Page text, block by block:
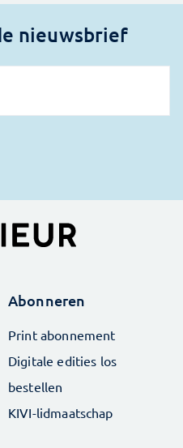
nieuwsbrief
Abonneren
Print abonnement
Digitale edities los
bestellen
KIVI-lidmaatschap